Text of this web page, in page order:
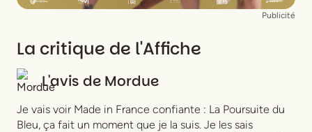
Publicité
La critique de l'Affiche
L'avis de Mordue
Je vais voir Made in France confiante : La Poursuite du
Bleu, ça fait un moment que je la suis. Je les sais